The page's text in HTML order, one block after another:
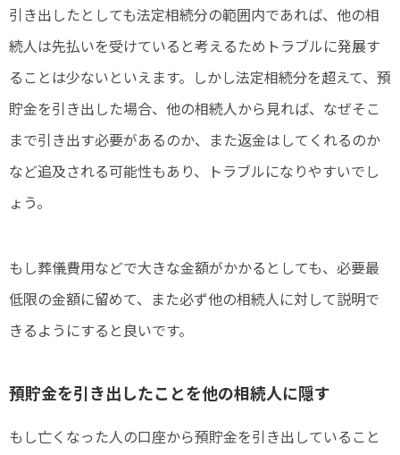
引き出したとしても法定相続分の範囲内であれば、他の相
続人は先払いを受けていると考えるためトラブルに発展す
ることは少ないといえます。しかし法定相続分を超えて、預
貯金を引き出した場合、他の相続人から見れば、なぜそこ
まで引き出す必要があるのか、また返金はしてくれるのか
など追及される可能性もあり、トラブルになりやすいでし
ょう。
もし葬儀費用などで大きな金額がかかるとしても、必要最
低限の金額に留めて、また必ず他の相続人に対して説明で
きるようにすると良いです。
預貯金を引き出したことを他の相続人に隠す
もし亡くなった人の口座から預貯金を引き出していること